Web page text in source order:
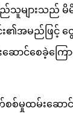
သူများသည်
၏အမည်ဖြင့် ငွ
ာင်စေခဲ့ကြော
စ်မှုထမ်းဆော